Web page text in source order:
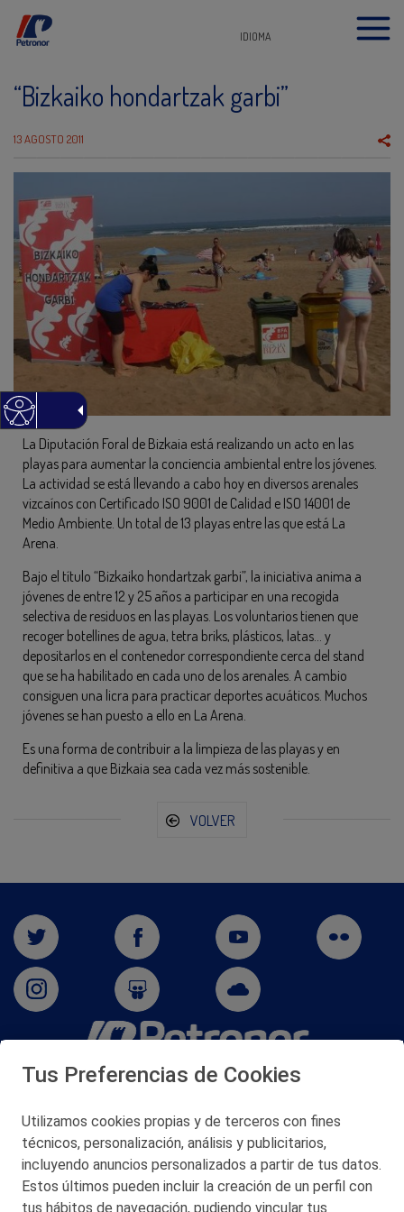
IDIOMA
“Bizkaiko hondartzak garbi”
13 AGOSTO 2011
La Diputación Foral de Bizkaia está realizando un acto en las
playas para aumentar la conciencia ambiental entre los jóvenes.
La actividad se está llevando a cabo hoy en diversos arenales
vizcaínos con Certificado ISO 9001 de Calidad e ISO 14001 de
Medio Ambiente. Un total de 13 playas entre las que está La
Arena.
Bajo el título “Bizkaiko hondartzak garbi”, la iniciativa anima a
jóvenes de entre 12 y 25 años a participar en una recogida
selectiva de residuos en las playas. Los voluntarios tienen que
recoger botellines de agua, tetra briks, plásticos, latas… y
depositarlos en el contenedor correspondiente cerca del stand
que se ha habilitado en cada uno de los arenales. A cambio
consiguen una licra para practicar deportes acuáticos. Muchos
jóvenes se han puesto a ello en La Arena.
Es una forma de contribuir a la limpieza de las playas y en
definitiva a que Bizkaia sea cada vez más sostenible.
VOLVER
San Martín 5-Edificio Muñatones,
© 2026 Petronor S.A.
Tus Preferencias de Cookies
Utilizamos cookies propias y de terceros con fines
técnicos, personalización, análisis y publicitarios,
incluyendo anuncios personalizados a partir de tus datos.
Estos últimos pueden incluir la creación de un perfil con
tus hábitos de navegación, pudiendo vincular tus